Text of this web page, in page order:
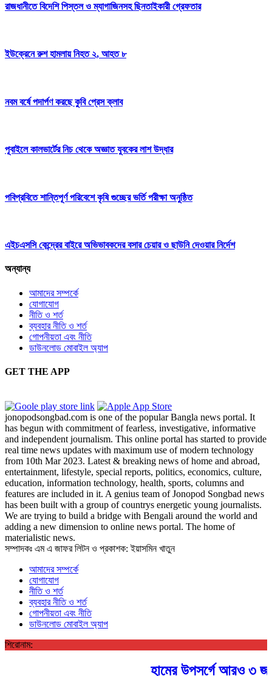
রাজধানীতে বিদেশি পিস্তল ও ম্যাগাজিনসহ ছিনতাইকারী গ্রেফতার
ইউক্রেনে রুশ হামলায় নিহত ২, আহত ৮
নবম বর্ষে পদার্পণ করছে কুবি প্রেস ক্লাব
পূবাইলে কালভার্টের নিচ থেকে অজ্ঞাত যুবকের লাশ উদ্ধার
পবিপ্রবিতে শান্তিপূর্ণ পরিবেশে কৃষি গুচ্ছের ভর্তি পরীক্ষা অনুষ্ঠিত
এইচএসসি কেন্দ্রের বাইরে অভিভাবকদের বসার চেয়ার ও ছাউনি দেওয়ার নির্দেশ
অন্যান্য
আমাদের সম্পর্কে
যোগাযোগ
নীতি ও শর্ত
ব্যবহার নীতি ও শর্ত
গোপনীয়তা এবং নীতি
ডাউনলোড মোবাইল অ্যাপ
GET THE APP
jonopodsongbad.com is one of the popular Bangla news portal. It
has begun with commitment of fearless, investigative, informative
and independent journalism. This online portal has started to provide
real time news updates with maximum use of modern technology
from 10th Mar 2023. Latest & breaking news of home and abroad,
entertainment, lifestyle, special reports, politics, economics, culture,
education, information technology, health, sports, columns and
features are included in it. A genius team of Jonopod Songbad news
has been built with a group of countrys energetic young journalists.
We are trying to build a bridge with Bengali around the world and
adding a new dimension to online news portal. The home of
materialistic news.
সম্পাদকঃ এম এ জাফর লিটন ও প্রকাশক: ইয়াসমিন খাতুন
আমাদের সম্পর্কে
যোগাযোগ
নীতি ও শর্ত
ব্যবহার নীতি ও শর্ত
গোপনীয়তা এবং নীতি
ডাউনলোড মোবাইল অ্যাপ
শিরোনাম:
হামের উপসর্গে আরও ৩ জন